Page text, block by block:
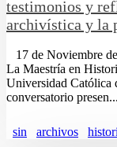
testimonios y
archivística y la
17 de Noviembre
La Maestría en
Universidad Católica
conversatorio presen...
sin archivos